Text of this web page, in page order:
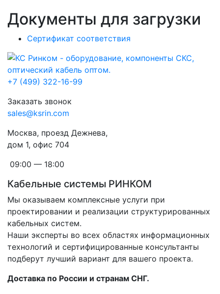
Документы для загрузки
Сертификат соответствия
+7 (499) 322-16-99
Заказать звонок
sales@ksrin.com
Москва, проезд Дежнева,
дом 1, офис 704
09:00 — 18:00
Кабельные системы РИНКОМ
Мы оказываем комплексные услуги при
проектировании и реализации структурированных
кабельных систем.
Наши эксперты во всех областях информационных
технологий и сертифицированные консультанты
подберут лучший вариант для вашего проекта.
Доставка по России и странам СНГ.